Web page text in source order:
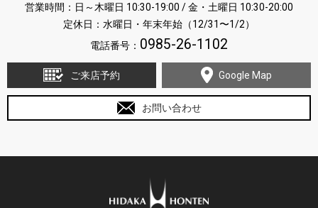
営業時間：日～木曜日 10:30-19:00 / 金・土曜日 10:30-20:00
定休日：水曜日・年末年始（12/31〜1/2）
電話番号： 0985-26-1102
ご来店予約 Google Map
お問い合わせ